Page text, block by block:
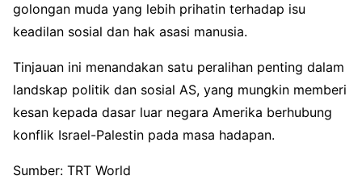
golongan muda yang lebih prihatin terhadap isu
keadilan sosial dan hak asasi manusia.
Tinjauan ini menandakan satu peralihan penting dalam
landskap politik dan sosial AS, yang mungkin memberi
kesan kepada dasar luar negara Amerika berhubung
konflik Israel-Palestin pada masa hadapan.
Sumber: TRT World